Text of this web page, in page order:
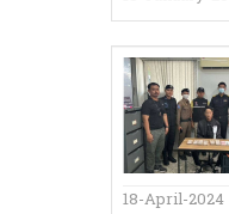
18-April-2024